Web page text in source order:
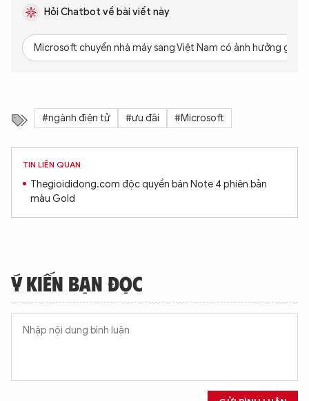
Hỏi Chatbot về bài viết này
Microsoft chuyển nhà máy sang Việt Nam có ảnh hưởng gì
#ngành điện tử #ưu đãi #Microsoft
TIN LIÊN QUAN
Thegioididong.com độc quyền bán Note 4 phiên bản
màu Gold
Ý KIẾN BẠN ĐỌC
TÔI LÀ CHATBOT CỦA